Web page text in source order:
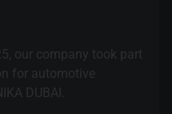
our company took part
for automotive
DUBAI.